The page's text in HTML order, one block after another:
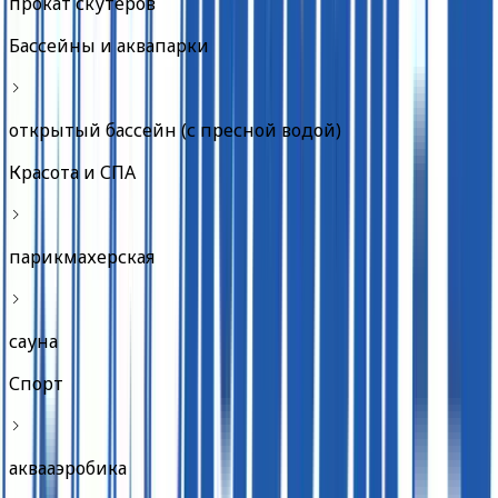
Бассейны и аквапарки
открытый бассейн (с пресной водой)
Красота и СПА
парикмахерская
сауна
Спорт
аквааэробика